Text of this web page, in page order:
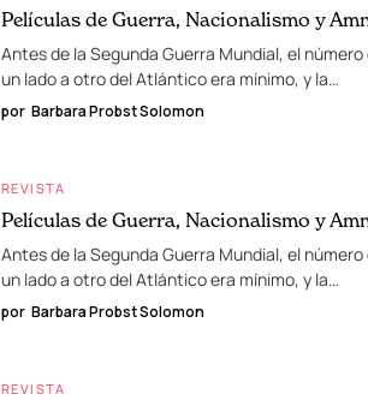
Películas de Guerra, Nacionalismo y
Antes de la Segunda Guerra Mundial, el
un lado a otro del Atlántico era mínimo, y la…
por Barbara Probst Solomon
REVISTA
Películas de Guerra, Nacionalismo y
Antes de la Segunda Guerra Mundial, el
un lado a otro del Atlántico era mínimo, y la…
por Barbara Probst Solomon
REVISTA